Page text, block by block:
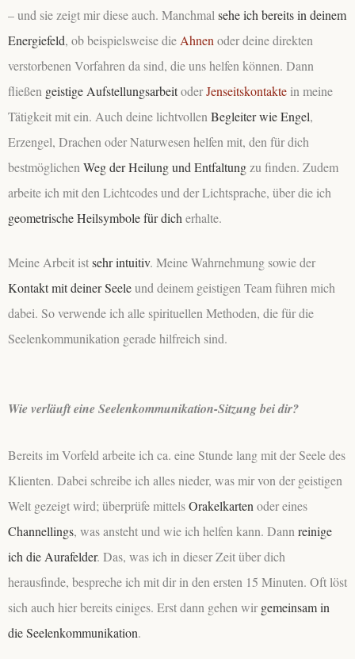
– und sie zeigt mir diese auch. Manchmal sehe ich bereits in deinem
Energiefeld, ob beispielsweise die Ahnen oder deine direkten
verstorbenen Vorfahren da sind, die uns helfen können. Dann
fließen geistige AufstellungsarbeitoderJenseitskontakte in meine
Tätigkeit mit ein. Auch deine lichtvollen Begleiter wie Engel,
Erzengel, Drachen oder Naturwesen helfen mit, den für dich
bestmöglichen Weg der Heilung und Entfaltung zu finden. Zudem
arbeite ich mit den Lichtcodes und der Lichtsprache, über die ich
geometrische Heilsymbole für dich erhalte.
Meine Arbeit istsehr intuitiv. Meine Wahrnehmung sowie der
Kontakt mit deiner Seeleund deinem geistigen Team führen mich
dabei. So verwende ich alle spirituellen Methoden, die für die
Seelenkommunikation gerade hilfreich sind.
Wie verläuft eine Seelenkommunikation-Sitzung bei dir?
Bereits im Vorfeld arbeite ich ca. eine Stunde lang mit der Seele des
Klienten. Dabei schreibe ich alles nieder, was mir von der geistigen
Welt gezeigt wird; überprüfe mittelsOrakelkarten oder eines
Channellings, was ansteht und wie ich helfen kann. Dann reinige
ich die Aurafelder. Das, was ich in dieser Zeit über dich
herausfinde, bespreche ich mit dir in den ersten 15 Minuten. Oft löst
sich auch hier bereits einiges. Erst dann gehen wirgemeinsam in
die Seelenkommunikation.